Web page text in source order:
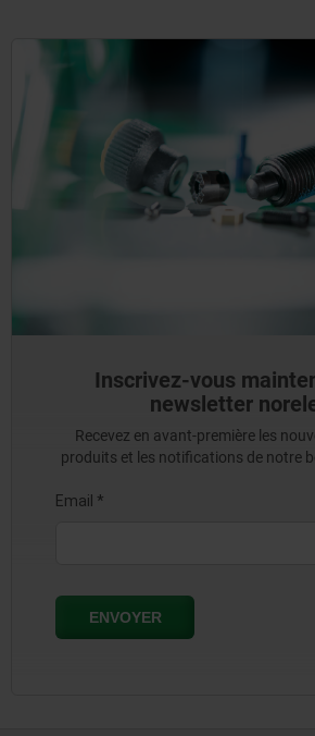
Inscrivez-vous
newsletter
Recevez en avant-première les
produits et les notifications de notre